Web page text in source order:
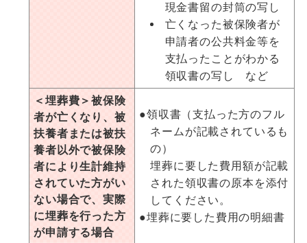
現金書留の封筒の写し
亡くなった被保険者が
申請者の公共料金等を
支払ったことがわかる
領収書の写し など
＜埋葬費＞被保険
者が亡くなり、被
扶養者または被扶
養者以外で被保険
者により生計維持
されていた方がい
ない場合で、実際
に埋葬を行った方
が申請する場合
●領収書（支払った方のフル
ネームが記載されているも
の）
埋葬に要した費用額が記載
された領収書の原本を添付
してください。
●埋葬に要した費用の明細書